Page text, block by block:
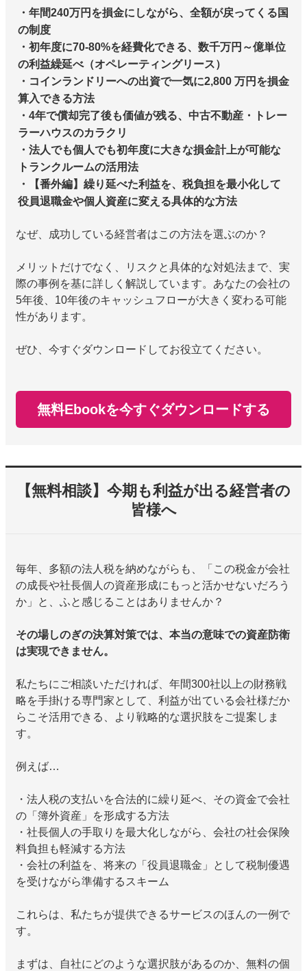
・年間240万円を損金にしながら、全額が戻ってくる国
の制度
・初年度に70-80%を経費化できる、数千万円～億単位
の利益繰延べ（オペレーティングリース）
・コインランドリーへの出資で一気に2,800 万円を損金
算入できる方法
・4年で償却完了後も価値が残る、中古不動産・トレー
ラーハウスのカラクリ
・法人でも個人でも初年度に大きな損金計上が可能な
トランクルームの活用法
・【番外編】繰り延べた利益を、税負担を最小化して
役員退職金や個人資産に変える具体的な方法
なぜ、成功している経営者はこの方法を選ぶのか？
メリットだけでなく、リスクと具体的な対処法まで、実
際の事例を基に詳しく解説しています。あなたの会社の
5年後、10年後のキャッシュフローが大きく変わる可能
性があります。
ぜひ、今すぐダウンロードしてお役立てください。
無料Ebookを今すぐダウンロードする
【無料相談】今期も利益が出る経営者の
皆様へ
毎年、多額の法人税を納めながらも、「この税金が会社
の成長や社長個人の資産形成にもっと活かせないだろう
か」と、ふと感じることはありませんか？
その場しのぎの決算対策では、本当の意味での資産防衛
は実現できません。
私たちにご相談いただければ、年間300社以上の財務戦
略を手掛ける専門家として、利益が出ている会社様だか
らこそ活用できる、より戦略的な選択肢をご提案しま
す。
例えば…
・法人税の支払いを合法的に繰り延べ、その資金で会社
の「簿外資産」を形成する方法
・社長個人の手取りを最大化しながら、会社の社会保険
料負担も軽減する方法
・会社の利益を、将来の「役員退職金」として税制優遇
を受けながら準備するスキーム
これらは、私たちが提供できるサービスのほんの一例で
す。
まずは、自社にどのような選択肢があるのか、無料の個